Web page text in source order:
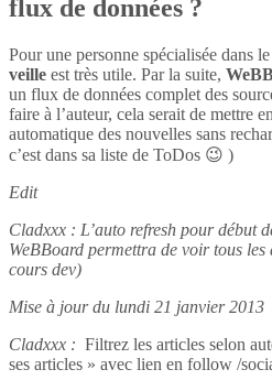
flux de données ?
Pour une personne spécialisée dans
veille est très utile. Par la suite,
un flux de données complet des
faire à l’auteur, cela serait de mettre
automatique des nouvelles sans
c’est dans sa liste de ToDos 😉 )
Edit
Cladxxx : L’auto refresh pour début
WeBBoard permettra de voir tous les
cours dev)
Mise à jour du lundi 21 janvier 2013
Cladxxx : Filtrez les articles selon
ses articles » avec lien en follow /